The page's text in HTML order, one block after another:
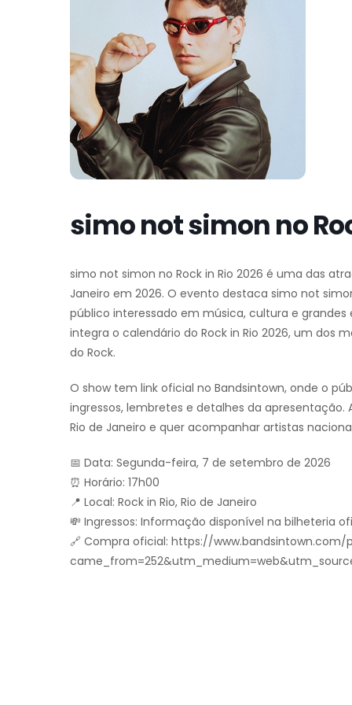
simo not simon no
simo not simon no Rock in Rio 2026 é uma das
Janeiro em 2026. O evento destaca simo not
público interessado em música, cultura e
integra o calendário do Rock in Rio 2026, um dos
do Rock.
O show tem link oficial no Bandsintown, onde o
ingressos, lembretes e detalhes da
Rio de Janeiro e quer acompanhar artistas
📅 Data: Segunda-feira, 7 de setembro de 2026
⏰ Horário: 17h00
📍 Local: Rock in Rio, Rio de Janeiro
💸 Ingressos: Informação disponível na bilheteria
🔗 Compra oficial: https://